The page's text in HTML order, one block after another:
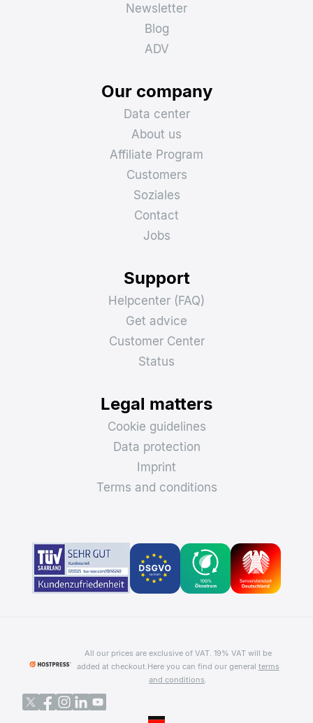
Newsletter
Blog
ADV
Our company
Data center
About us
Affiliate Program
Customers
Soziales
Contact
Jobs
Support
Helpcenter (FAQ)
Get advice
Customer Center
Status
Legal matters
Cookie guidelines
Data protection
Imprint
Terms and conditions
All our prices are exclusive of VAT. 19% VAT will be
added at checkout.Here you can find our general terms
and conditions.